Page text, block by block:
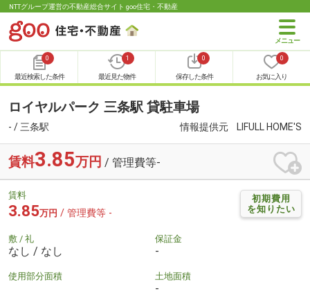
NTTグループ運営の不動産総合サイト goo住宅・不動産
0
最近検索した条件
1
最近見た物件
0
保存した条件
0
お気に入り
ロイヤルパーク 三条駅 貸駐車場
- / 三条駅 情報提供元 LIFULL HOME'S
賃料3.85万円 / 管理費等-
初期費用
を知りたい
賃料
3.85万円 / 管理費等 -
敷 / 礼
なし / なし
保証金
-
使用部分面積 土地面積
-